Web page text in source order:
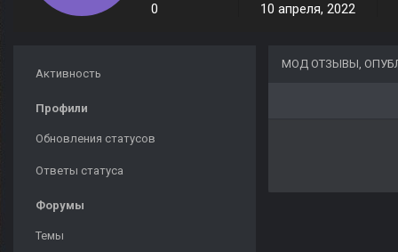
0 10 апреля, 2022
Активность
Профили
Обновления статусов
Ответы статуса
Форумы
Темы
МОД ОТЗЫВЫ,